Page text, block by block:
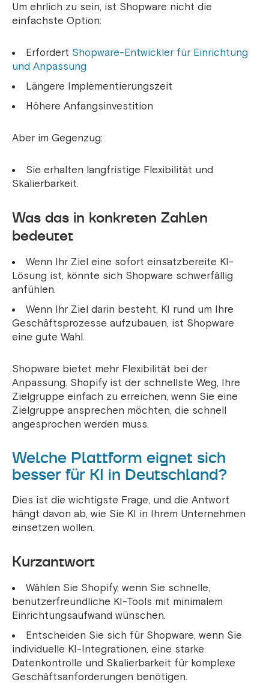
Um ehrlich zu sein, ist Shopware nicht die
einfachste Option:
Erfordert Shopware-Entwickler für Einrichtung
und Anpassung
Längere Implementierungszeit
Höhere Anfangsinvestition
Aber im Gegenzug:
Sie erhalten langfristige Flexibilität und
Skalierbarkeit.
Was das in konkreten Zahlen
bedeutet
Wenn Ihr Ziel eine sofort einsatzbereite KI-
Lösung ist, könnte sich Shopware schwerfällig
anfühlen.
Wenn Ihr Ziel darin besteht, KI rund um Ihre
Geschäftsprozesse aufzubauen, ist Shopware
eine gute Wahl.
Shopware bietet mehr Flexibilität bei der
Anpassung. Shopify ist der schnellste Weg, Ihre
Zielgruppe einfach zu erreichen, wenn Sie eine
Zielgruppe ansprechen möchten, die schnell
angesprochen werden muss.
Welche Plattform eignet sich
besser für KI in Deutschland?
Dies ist die wichtigste Frage, und die Antwort
hängt davon ab, wie Sie KI in Ihrem Unternehmen
einsetzen wollen.
Kurzantwort
Wählen Sie Shopify, wenn Sie schnelle,
benutzerfreundliche KI-Tools mit minimalem
Einrichtungsaufwand wünschen.
Entscheiden Sie sich für Shopware, wenn Sie
individuelle KI-Integrationen, eine starke
Datenkontrolle und Skalierbarkeit für komplexe
Geschäftsanforderungen benötigen.